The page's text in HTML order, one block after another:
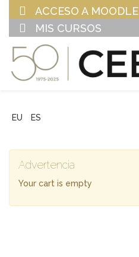
ACCESO A MOODLE
MIS CURSOS
EU ES
Advertencia
Your cart is empty